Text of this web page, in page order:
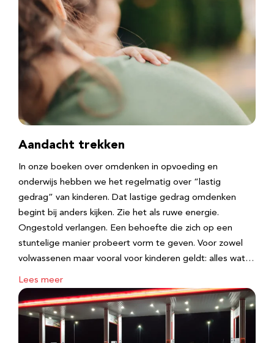
Aandacht trekken
In onze boeken over omdenken in opvoeding en
onderwijs hebben we het regelmatig over “lastig
gedrag” van kinderen. Dat lastige gedrag omdenken
begint bij anders kijken. Zie het als ruwe energie.
Ongestold verlangen. Een behoefte die zich op een
stuntelige manier probeert vorm te geven. Voor zowel
volwassenen maar vooral voor kinderen geldt: alles wat…
Lees meer